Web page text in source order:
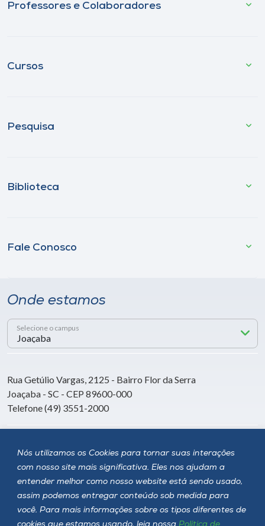
Nós utilizamos os Cookies para tornar suas interações
com nosso site mais significativa. Eles nos ajudam a
entender melhor como nosso website está sendo usado,
assim podemos entregar conteúdo sob medida para
você. Para mais informações sobre os tipos diferentes de
cookies que estamos usando, leia nossa Política de
Professores e Colaboradores
Cursos
Pesquisa
Biblioteca
Fale Conosco
Onde estamos
Selecione o campus
Rua Getúlio Vargas, 2125 - Bairro Flor da Serra
Joaçaba - SC - CEP 89600-000
Telefone (49) 3551-2000
Siga a Unoesc